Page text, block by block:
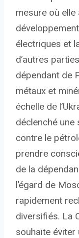
mesure où
électriques et
d’autres
dépendant de
métaux et
échelle de
déclenché une
contre le
prendre
de la
l’égard de
rapidement
diversifiés. La
souhaite éviter